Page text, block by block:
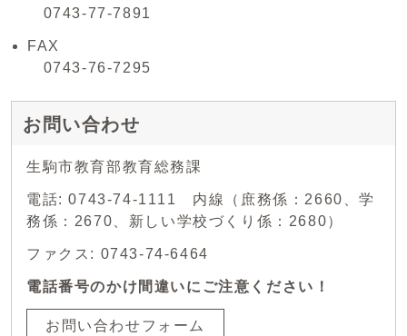
0743-77-7891
FAX
0743-76-7295
お問い合わせ
生駒市教育部教育総務課
電話: 0743-74-1111 内線（庶務係：2660、学
務係：2670、新しい学校づくり係：2680）
ファクス: 0743-74-6464
電話番号のかけ間違いにご注意ください！
お問い合わせフォーム